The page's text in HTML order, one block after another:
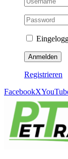
Registrieren
FacebookX